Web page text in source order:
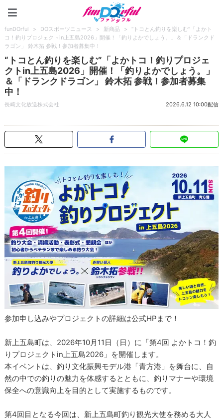
funDOrful > DOスポーツニュース > 新商品 >
“トコとん釣りを楽しむ”「よかト
コ！釣りプロジェクトin上五島2026」開催！「釣りよかでしょう。」＆「ドランクド
ラゴン」 鈴木拓 参戦！参加者募集中！
“トコとん釣りを楽しむ”「よかトコ！釣りプロジェ
クトin上五島2026」開催！「釣りよかでしょう。」
＆「ドランクドラゴン」 鈴木拓 参戦！参加者募集
中！
長崎文化放送株式会社 2026.6.12 10:00配信
参加申し込みやプロジェクトの詳細は公式HPまで！
新上五島町は、2026年10月11日（日）に「第4回 よかトコ！釣
りプロジェクトin上五島2026」を開催します。
本イベントは、釣り文化振興モデル港「青方港」を舞台に、自
然の中での釣りの魅力を体感するとともに、釣りマナーや環境
保全への意識向上を目的として実施するものです。
第4回目となる今回は、新上五島町釣り観光大使を務める大人